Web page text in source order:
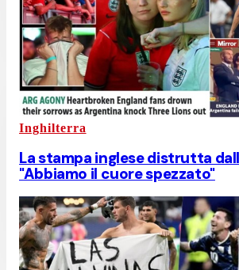
Inghilterra
La stampa inglese distrutta
"Abbiamo il cuore spezzato"